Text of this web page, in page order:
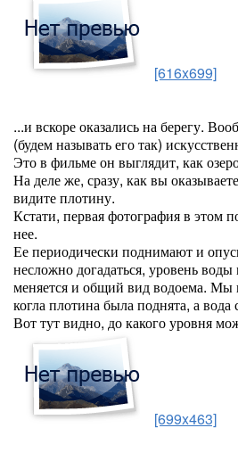
[616x699]
...и вскоре оказались на берегу.
(будем называть его так)
Это в фильме он выглядит, как
На деле же, сразу, как вы
видите плотину.
Кстати, первая фотография в этом
нее.
Ее периодически поднимают и
несложно догадаться, уровень воды
меняется и общий вид водоема.
когла плотина была поднята, а вода
Вот тут видно, до какого уровня
[699x463]